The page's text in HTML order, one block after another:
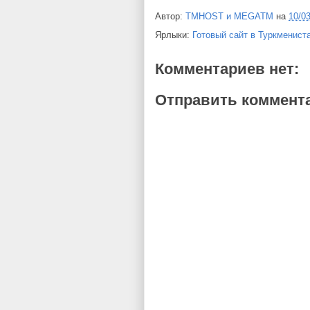
Автор: TMHOST и MEGATM на 10/
Ярлыки: Готовый сайт в
Комментариев нет:
Отправить